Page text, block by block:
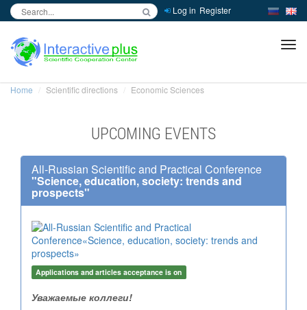
Log in Register
Home Scientific directions Economic Sciences
UPCOMING EVENTS
All-Russian Scientific and Practical Conference
"Science, education, society: trends and
prospects"
Applications and articles acceptance is on
Уважаемые коллеги!